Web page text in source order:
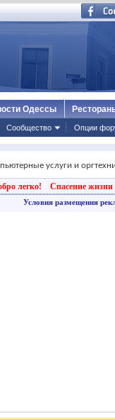
Сообщество Опции
Одессы
услуги и
легко! Спасение жизни
Условия размещения